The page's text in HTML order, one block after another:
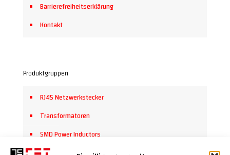
Barrierefreiheitserklärung
Kontakt
Produktgruppen
RJ45 Netzwerkstecker
Transformatoren
SMD Power Inductors